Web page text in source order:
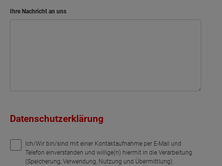
Ihre Nachricht an uns
Datenschutzerklärung
Ich/Wir bin/sind mit einer Kontaktaufnahme per E-Mail und
Telefon einverstanden und willige(n) hiermit in die Verarbeitung
(Speicherung, Verwendung, Nutzung und Übermittlung)